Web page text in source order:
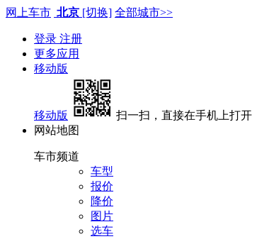
网上车市 北京 [切换] 全部城市>>
登录 注册
更多应用
移动版
移动版
扫一扫，直接在手机上打开
网站地图
车市频道
车型
报价
降价
图片
选车